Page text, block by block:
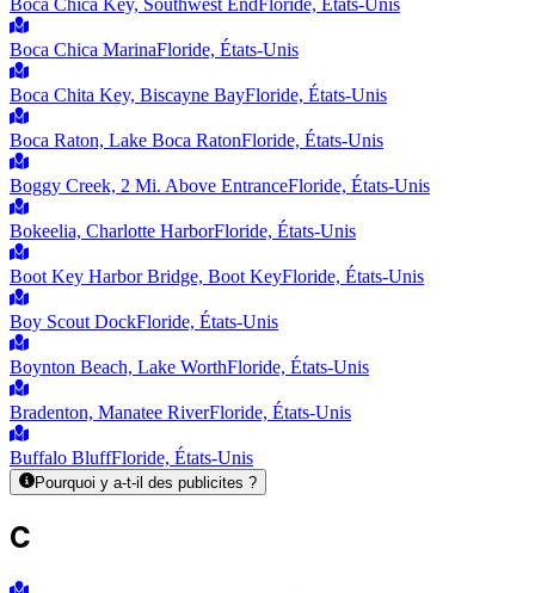
Boca Chica Key, Southwest EndFloride, États-Unis
Boca Chica MarinaFloride, États-Unis
Boca Chita Key, Biscayne BayFloride, États-Unis
Boca Raton, Lake Boca RatonFloride, États-Unis
Boggy Creek, 2 Mi. Above EntranceFloride, États-Unis
Bokeelia, Charlotte HarborFloride, États-Unis
Boot Key Harbor Bridge, Boot KeyFloride, États-Unis
Boy Scout DockFloride, États-Unis
Boynton Beach, Lake WorthFloride, États-Unis
Bradenton, Manatee RiverFloride, États-Unis
Buffalo BluffFloride, États-Unis
Pourquoi y a-t-il des publicites ?
C